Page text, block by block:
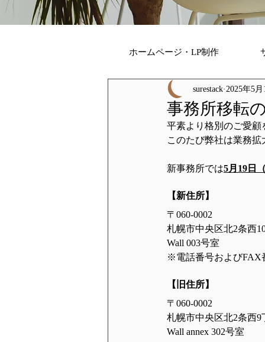
ホームページ・LP制作
事務所移転
surestack 2025年5
平素より格別のご愛
このたび弊社は業務
新事務所では5月19日
【新住所】
〒060-0002
札幌市中央区北2条西
Wall 003号室
※電話番号およびFAX
【旧住所】
〒060-0002
札幌市中央区北2条西9
Wall annex 302号室